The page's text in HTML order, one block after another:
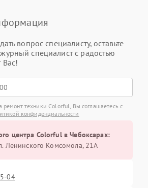
вопрос специалисту, оставьте
специалист с радостью
Вас!
ремонт техники Colorful, Вы соглашаетесь с
конфиденциальности
центра Colorful в Чебоксарах:
Ленинского Комсомола, 21А
04